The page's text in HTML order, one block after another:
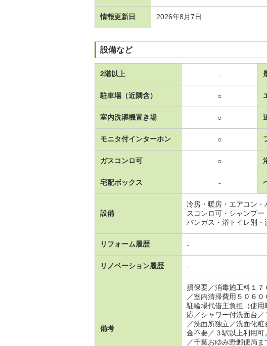
情報更新日 2026年8月7日
設備など
2階以上 -
駐車場（近隣含） ○
室内洗濯機置き場 ○
モニタ付インターホン ○
ガスコンロ可 ○
宅配ボックス -
設備
冷房・暖房・エアコン
スコンロ可・シャンプ
パンガス・浴トイレ別
リフォーム履歴 -
リノベーション履歴 -
備考
損保要／消毒施工料１
／室内清掃費用５０６
駐輪場代借主負担（使
応／シャワー付洗面台
／洗面所独立／洗面化
金不要／３駅以上利用
／千葉おゆみ野郵便局